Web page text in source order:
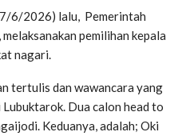
6/2026) lalu, Pemerintah
pemilihan kepala
nagari.
tertulis dan wawancara yang
Dua calon head to
Keduanya, adalah; Oki